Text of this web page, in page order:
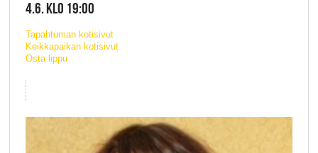
4.6. KLO 19:00
Tapahtuman kotisivut
Keikkapaikan kotisivut
Osta lippu